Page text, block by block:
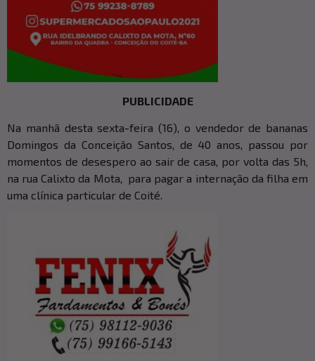
PUBLICIDADE
Na manhã desta sexta-feira (16), o vendedor de bananas
Domingos da Conceição Santos, de 40 anos, passou por
momentos de desespero ao sair de casa, por volta das 5h,
na rua Calixto da Mota, para pagar a internação da filha em
uma clínica particular de Coité.